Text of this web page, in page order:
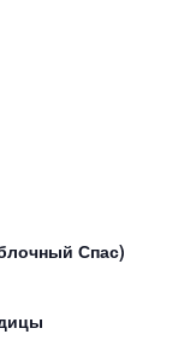
Спас)